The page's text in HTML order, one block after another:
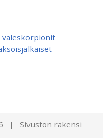
valeskorpionit
| Sivuston rakensi